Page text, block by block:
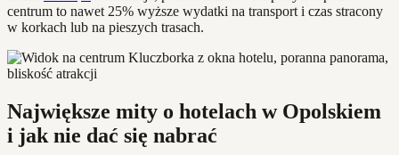
centrum to nawet 25% wyższe wydatki na transport i czas stracony
w korkach lub na pieszych trasach.
Największe mity o hotelach w Opolskiem
i jak nie dać się nabrać